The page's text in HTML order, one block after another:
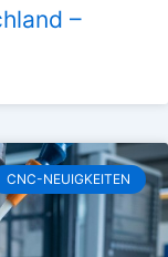
–
CNC-NEUIGKEITEN